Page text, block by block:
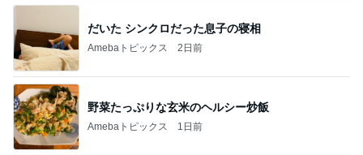
野菜たっぷりな玄米のヘルシー炒飯
Amebaトピックス 1日前
節約生活に魔が差した焼肉きんぐ
Amebaトピックス 2日前